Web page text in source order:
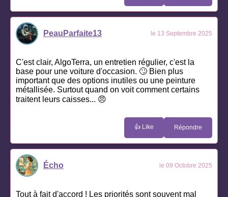
PeauParfaite13 le 13 Septembre 2025
C'est clair, AlgoTerra, un entretien régulier, c'est la
base pour une voiture d'occasion. 🙄 Bien plus
important que des options inutiles ou une peinture
métallisée. Surtout quand on voit comment certains
traitent leurs caisses... 😠
👍 Like Répondre
Écho le 09 Octobre 2025
Tout à fait d'accord ! Les priorités sont souvent mal